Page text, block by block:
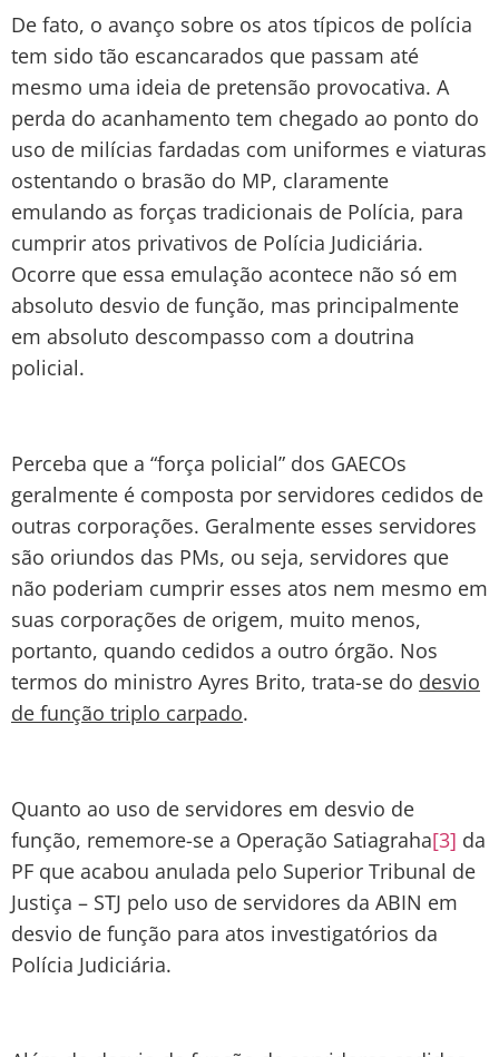
De fato, o avanço sobre os atos típicos de polícia
tem sido tão escancarados que passam até
mesmo uma ideia de pretensão provocativa. A
perda do acanhamento tem chegado ao ponto do
uso de milícias fardadas com uniformes e viaturas
ostentando o brasão do MP, claramente
emulando as forças tradicionais de Polícia, para
cumprir atos privativos de Polícia Judiciária.
Ocorre que essa emulação acontece não só em
absoluto desvio de função, mas principalmente
em absoluto descompasso com a doutrina
policial.
Perceba que a “força policial” dos GAECOs
geralmente é composta por servidores cedidos de
outras corporações. Geralmente esses servidores
são oriundos das PMs, ou seja, servidores que
não poderiam cumprir esses atos nem mesmo em
suas corporações de origem, muito menos,
portanto, quando cedidos a outro órgão. Nos
termos do ministro Ayres Brito, trata-se do desvio
de função triplo carpado.
Quanto ao uso de servidores em desvio de
função, rememore-se a Operação Satiagraha[3] da
PF que acabou anulada pelo Superior Tribunal de
Justiça – STJ pelo uso de servidores da ABIN em
desvio de função para atos investigatórios da
Polícia Judiciária.